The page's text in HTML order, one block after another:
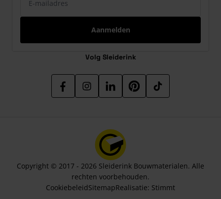
Aanmelden
Volg Sleiderink
Copyright © 2017 - 2026 Sleiderink Bouwmaterialen. Alle
rechten voorbehouden.
CookiebeleidSitemapRealisatie: Stimmt